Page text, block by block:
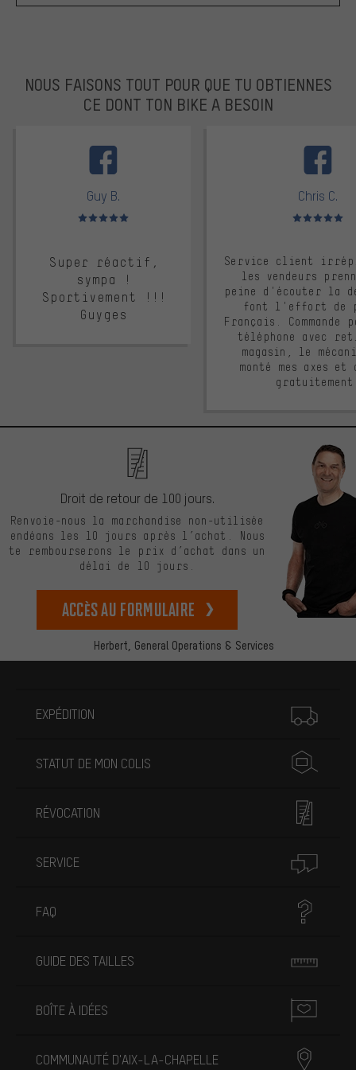
NOUS FAISONS TOUT POUR QUE TU OBTIENNES
CE DONT TON BIKE A BESOIN
Guy B.
Note moyenne : 5 sur 5
Super réactif,
sympa !
Sportivement !!!
Guyges
Chris C.
Note moyenne :
Service client
les vendeurs
peine d'écouter la
font l'effort de
Français. Commande
téléphone avec
magasin, le
monté mes axes et
Herbert, General Operations & Services
Droit de retour de 100 jours.
Renvoie-nous la marchandise non-utilisée
endéans les 10 jours après l’achat. Nous
te rembourserons le prix d’achat dans un
délai de 10 jours.
Accès au formulaire
EXPÉDITION
STATUT DE MON COLIS
RÉVOCATION
SERVICE
FAQ
GUIDE DES TAILLES
BOÎTE À IDÉES
COMMUNAUTÉ D'AIX-LA-CHAPELLE